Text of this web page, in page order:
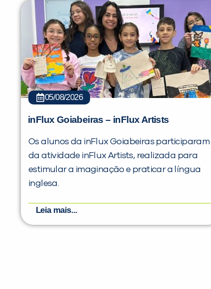
05/08/2026
inFlux Goiabeiras – inFlux Artists
Os alunos da inFlux Goiabeiras participaram
da atividade inFlux Artists, realizada para
estimular a imaginação e praticar a língua
inglesa.
Leia mais...